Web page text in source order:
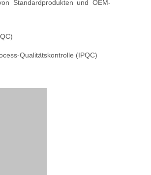
Standardprodukten und OEM-
Qualitätskontrolle (IPQC)